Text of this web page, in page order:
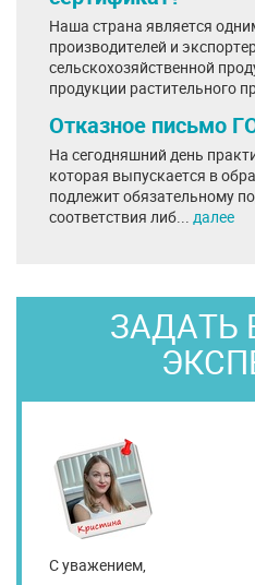
Наша страна является
производителей и
сельскохозяйственной
продукции растительного
Отказное письмо
На сегодняшний день
которая выпускается в
подлежит обязательному
соответствия либ... далее
ЗАДАТЬ
С уважением,